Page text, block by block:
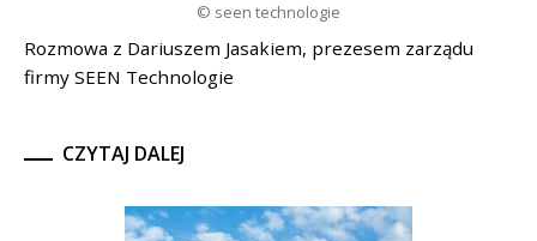
© seen technologie
Rozmowa z Dariuszem Jasakiem, prezesem zarządu
firmy SEEN Technologie
CZYTAJ DALEJ